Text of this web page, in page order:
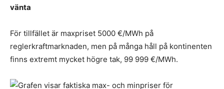
vänta
För tillfället är maxpriset 5000 €/MWh på
reglerkraftmarknaden, men på många håll på kontinenten
finns extremt mycket högre tak, 99 999 €/MWh.